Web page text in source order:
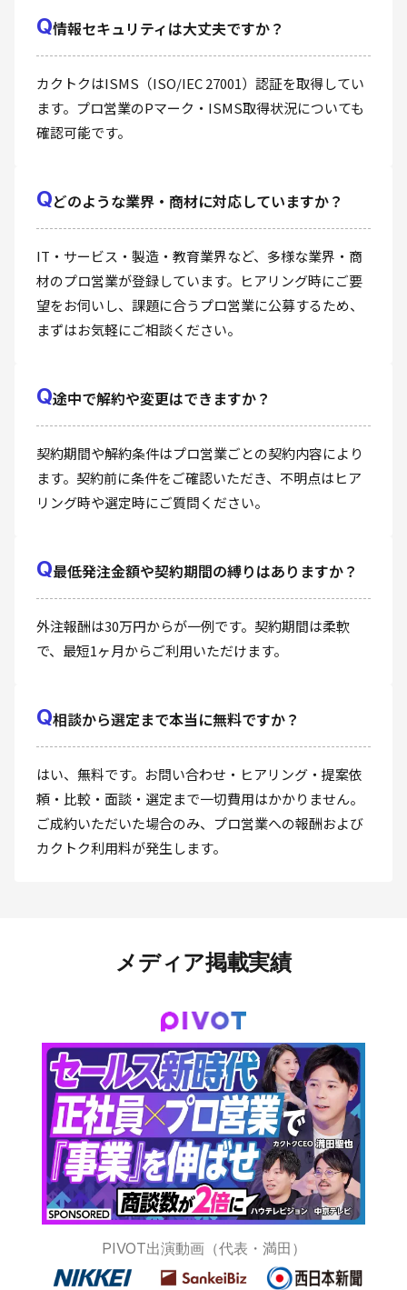
Q情報セキュリティは大丈夫ですか？
カクトクはISMS（ISO/IEC 27001）認証を取得してい
ます。プロ営業のPマーク・ISMS取得状況についても
確認可能です。
Qどのような業界・商材に対応していますか？
IT・サービス・製造・教育業界など、多様な業界・商
材のプロ営業が登録しています。ヒアリング時にご要
望をお伺いし、課題に合うプロ営業に公募するため、
まずはお気軽にご相談ください。
Q途中で解約や変更はできますか？
契約期間や解約条件はプロ営業ごとの契約内容により
ます。契約前に条件をご確認いただき、不明点はヒア
リング時や選定時にご質問ください。
Q最低発注金額や契約期間の縛りはありますか？
外注報酬は30万円からが一例です。契約期間は柔軟
で、最短1ヶ月からご利用いただけます。
Q相談から選定まで本当に無料ですか？
はい、無料です。お問い合わせ・ヒアリング・提案依
頼・比較・面談・選定まで一切費用はかかりません。
ご成約いただいた場合のみ、プロ営業への報酬および
カクトク利用料が発生します。
メディア掲載実績
動画を再生
PIVOT出演動画（代表・満田）